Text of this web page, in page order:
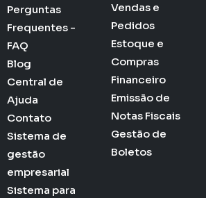
Perguntas
Frequentes -
FAQ
Blog
Central de
Ajuda
Contato
Sistema de
gestão
empresarial
Sistema para
Vendas e
Pedidos
Estoque e
Compras
Financeiro
Emissão de
Notas Fiscais
Gestão de
Boletos